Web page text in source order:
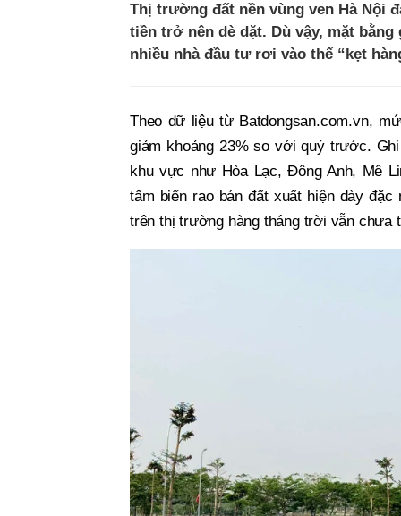
Thị trường đất nền vùng ven Hà Nội
tiền trở nên dè dặt. Dù vậy, mặt
nhiều nhà đầu tư rơi vào thế “kẹt
Theo dữ liệu từ Batdongsan.com.vn,
giảm khoảng 23% so với quý trước.
khu vực như Hòa Lạc, Đông Anh, Mê
tấm biển rao bán đất xuất hiện dày
trên thị trường hàng tháng trời vẫn chưa